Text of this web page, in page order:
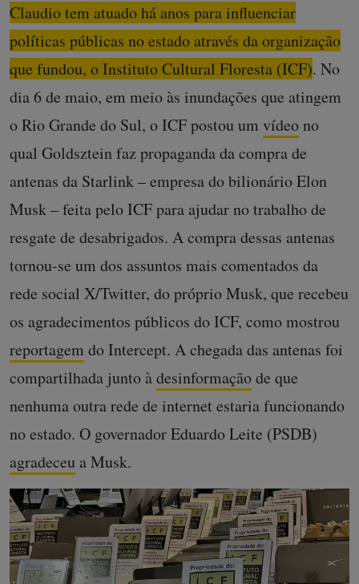
Claudio tem atuado há anos para influenciar
políticas públicas no estado através da organização
que fundou, o Instituto Cultural Floresta (ICF). No
dia 6 de maio, em meio às inundações que atingem
o Rio Grande do Sul, o ICF postou um vídeono
qual Goldsztein faz propaganda da compra de
antenas da Starlink – empresa do bilionário Elon
Musk – feita pelo ICF para ajudar no trabalho de
resgate de desabrigados. A compra dessas antenas
tornou-se um dos assuntos mais comentados da
rede social X/Twitter, do próprio Musk, que recebeu
os agradecimentos públicos do ICF, como mostrou
reportagem do Intercept. A chegada das antenas foi
compartilhada junto àdesinformaçãode que
nenhuma outra rede de internet estaria funcionando
no estado. O governador Eduardo Leite (PSDB)
agradeceu a Musk.